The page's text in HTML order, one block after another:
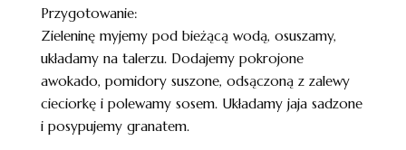
Przygotowanie:
Zieleninę myjemy pod bieżącą wodą, osuszamy,
układamy na talerzu. Dodajemy pokrojone
awokado, pomidory suszone, odsączoną z zalewy
cieciorkę i polewamy sosem. Układamy jaja sadzone
i posypujemy granatem.